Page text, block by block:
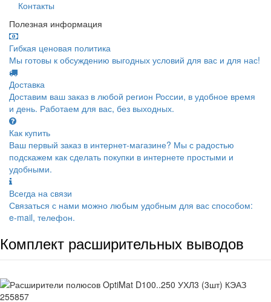
Контакты
Полезная информация
Гибкая ценовая политика
Мы готовы к обсуждению выгодных условий для вас и для нас!
Доставка
Доставим ваш заказ в любой регион России, в удобное время
и день. Работаем для вас, без выходных.
Как купить
Ваш первый заказ в интернет-магазине? Мы с радостью
подскажем как сделать покупки в интернете простыми и
удобными.
Всегда на связи
Связаться с нами можно любым удобным для вас способом:
e-mail, телефон.
Комплект расширительных выводов